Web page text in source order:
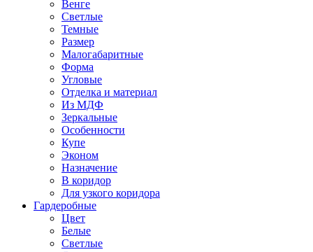
Венге
Светлые
Темные
Размер
Малогабаритные
Форма
Угловые
Отделка и материал
Из МДФ
Зеркальные
Особенности
Купе
Эконом
Назначение
В коридор
Для узкого коридора
Гардеробные
Цвет
Белые
Светлые